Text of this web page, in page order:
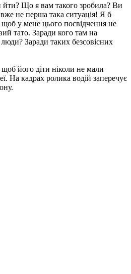
Що я вам такого зробила? Ви
не перша така ситуація! Я б
щоб у мене цього посвідчення не
тато. Заради кого там на
Заради таких безсовісних
щоб його діти ніколи не мали
На кадрах ролика водій заперечує